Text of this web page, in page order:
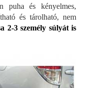
puha és kényelmes,
és tárolható, nem
2-3 személy súlyát is